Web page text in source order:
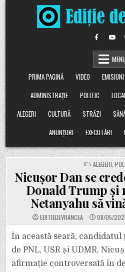
Skip
to
content
MENU
PRIMA PAGINĂ
VIDEO EMISIUNI
ADMINISTRAȚIE
POLITIC
ALEGERI
CULTURĂ STRĂZI
ANUNȚURI
EXECUTĂRI
POSTED
IN
ALEGERI
Nicușor Dan se
Donald Trump și
Netanyahu să
EDITIEDEVRANCEA 08/05/
În această seară,
de PNL, USR și UDMR,
afirmație controversată în